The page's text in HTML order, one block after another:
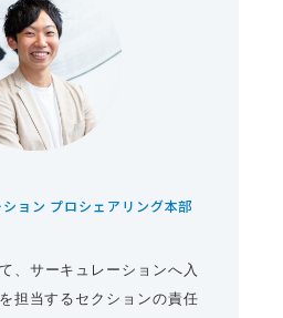
ション プロシェアリング本部
、サーキュレーションへ入
担当するセクションの責任